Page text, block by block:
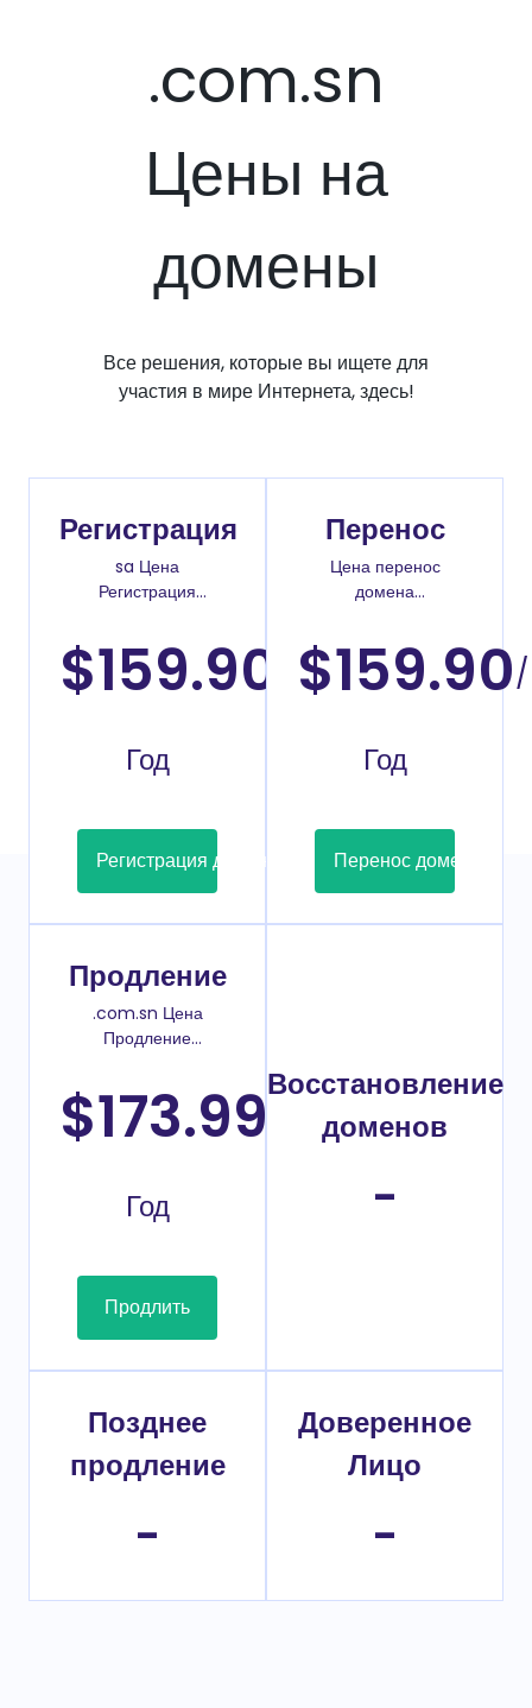
.com.sn
Цены на
домены
Все решения, которые вы ищете для
участия в мире Интернета, здесь!
Регистрация
sa Цена
Регистрация
$159.90
Год
Регистрация домена
Перенос
Цена перенос
домена
$159.90/
Год
Перенос домена
Продление
.com.sn Цена
Продление
$173.99
Год
Продлить
Восстановление
доменов
-
Позднее
продление
-
Доверенное
Лицо
-